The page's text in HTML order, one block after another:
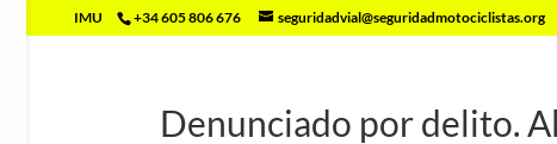
IMU +34 605 806 676 seguridadvial@seguridadmotociclistas.org
Denunciado por delito.